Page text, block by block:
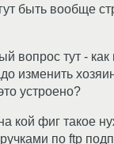
быть вообще
вопрос тут - как
изменить
устроено?
кой фиг такое
по ftp